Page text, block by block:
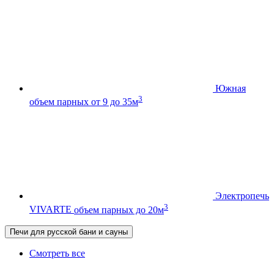
Южная
объем парных от 9 до 35м3
Электропечь
VIVARTE объем парных до 20м3
Печи для русской бани и сауны
Смотреть все